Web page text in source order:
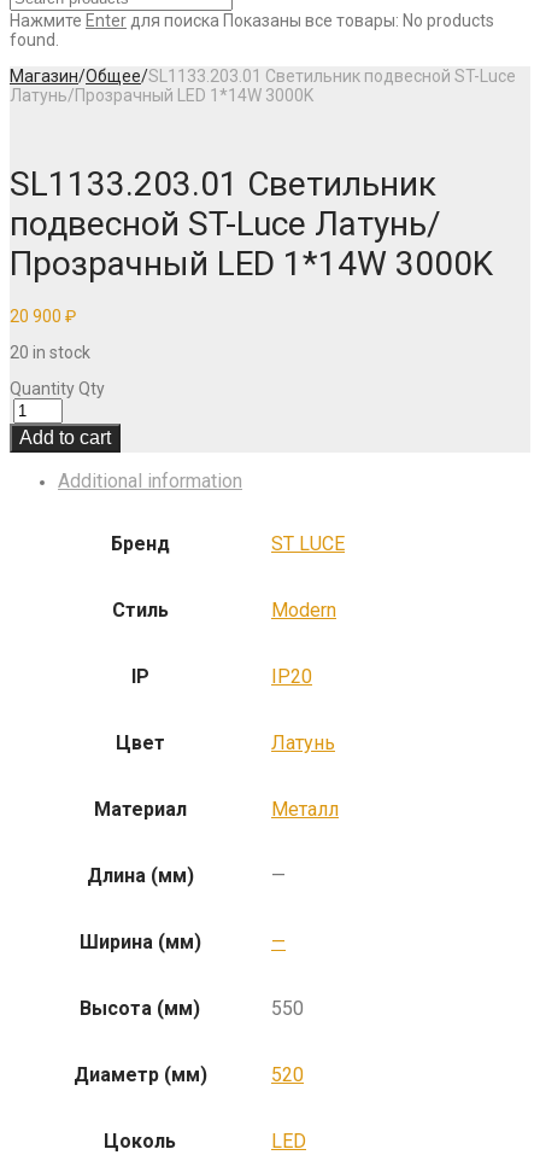
Нажмите Enter для поиска Показаны все товары: No products
found.
Магазин/Общее/SL1133.203.01 Светильник подвесной ST-Luce
Латунь/Прозрачный LED 1*14W 3000K
SL1133.203.01 Светильник
подвесной ST-Luce Латунь/
Прозрачный LED 1*14W 3000K
20 900 ₽
20 in stock
QuantityQty
Add to cart
Additional information
Бренд ST LUCE
Стиль Modern
IP IP20
Цвет Латунь
Материал Металл
Длина (мм) —
Ширина (мм) —
Высота (мм) 550
Диаметр (мм) 520
Цоколь LED